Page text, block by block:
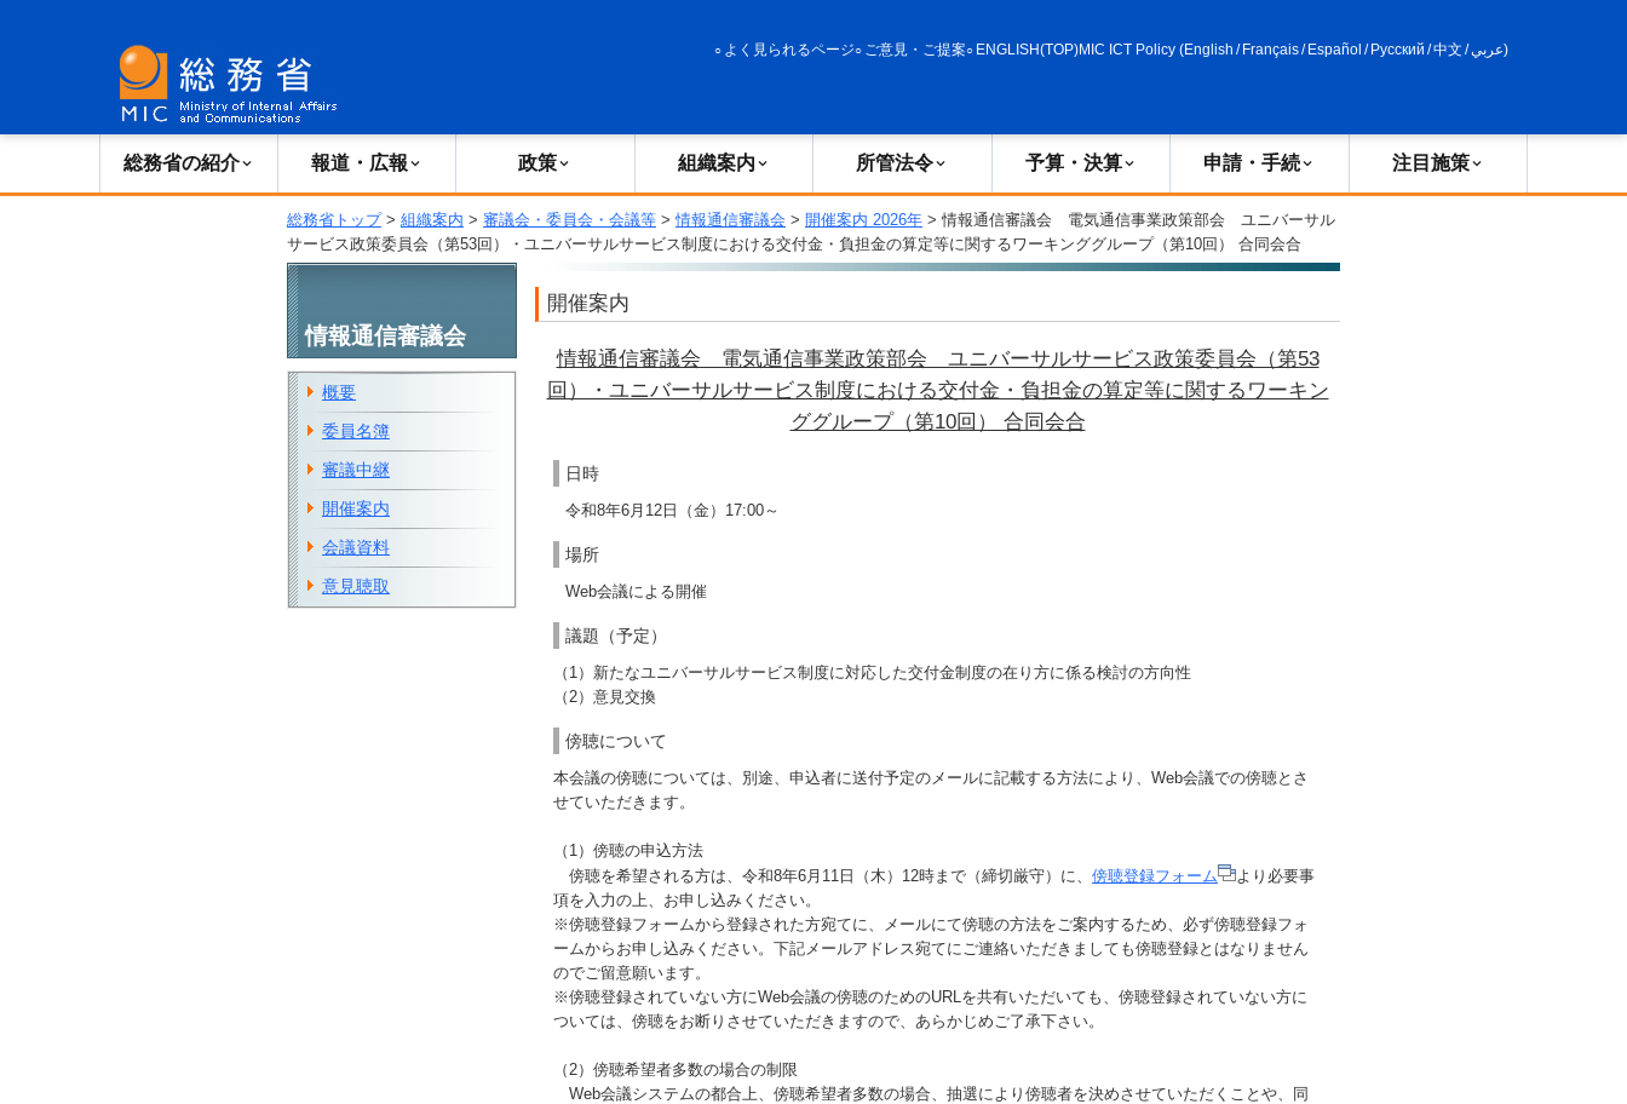
よく見られるページ ご意見・ご提案 ENGLISH(TOP)MIC ICT Policy (English / Français/ Español / Русский /中文 /عربي)
総務省の紹介 報道・広報 政策 組織案内 所管法令 予算・決算 申請・手続 注目施策
総務省トップ> 組織案内 > 審議会・委員会・会議等 >情報通信審議会 > 開催案内 2026年 > 情報通信審議会 電気通信事業政策部会 ユニバーサル
サービス政策委員会（第53回）・ユニバーサルサービス制度における交付金・負担金の算定等に関するワーキンググループ（第10回） 合同会合
開催案内
情報通信審議会 電気通信事業政策部会 ユニバーサルサービス政策委員会（第53
回）・ユニバーサルサービス制度における交付金・負担金の算定等に関するワーキン
ググループ（第10回） 合同会合
日時
令和8年6月12日（金）17:00～
場所
Web会議による開催
議題（予定）
（1）新たなユニバーサルサービス制度に対応した交付金制度の在り方に係る検討の方向性
（2）意見交換
傍聴について
本会議の傍聴については、別途、申込者に送付予定のメールに記載する方法により、Web会議での傍聴とさ
せていただきます。
（1）傍聴の申込方法
傍聴を希望される方は、令和8年6月11日（木）12時まで（締切厳守）に、 傍聴登録フォーム
より必要事
項を入力の上、お申し込みください。
※傍聴登録フォームから登録された方宛てに、メールにて傍聴の方法をご案内するため、必ず傍聴登録フォ
ームからお申し込みください。下記メールアドレス宛てにご連絡いただきましても傍聴登録とはなりません
のでご留意願います。
※傍聴登録されていない方にWeb会議の傍聴のためのURLを共有いただいても、傍聴登録されていない方に
ついては、傍聴をお断りさせていただきますので、あらかじめご了承下さい。
（2）傍聴希望者多数の場合の制限
Web会議システムの都合上、傍聴希望者多数の場合、抽選により傍聴者を決めさせていただくことや、同
情報通信審議会
概要
委員名簿
審議中継
開催案内
会議資料
意見聴取